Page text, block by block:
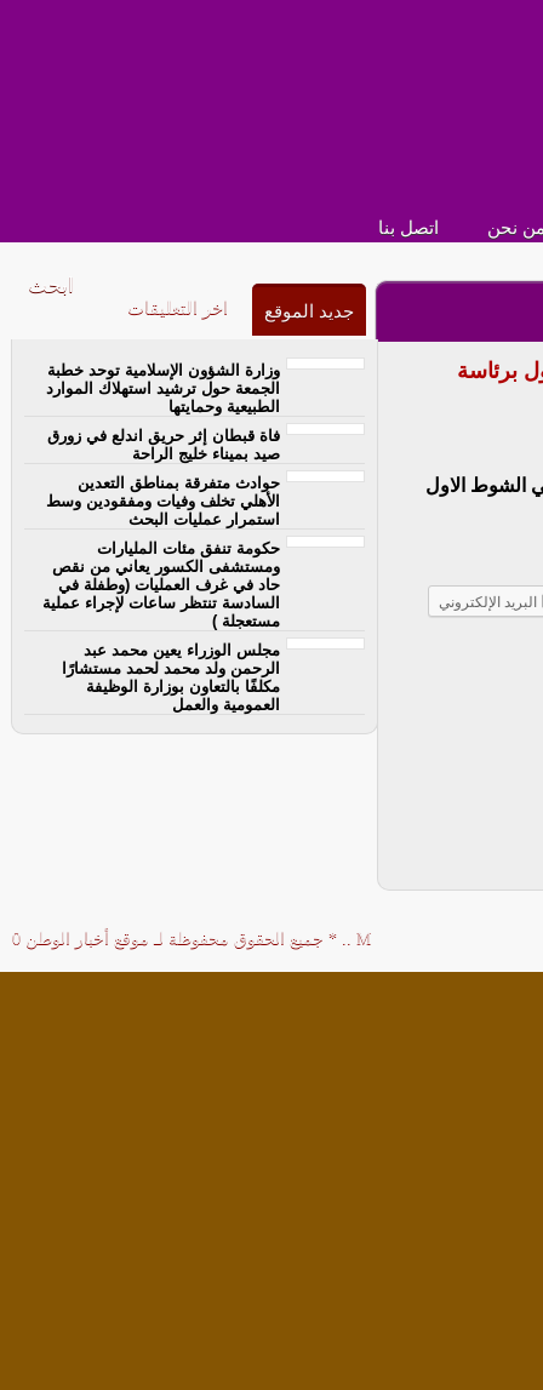
نحن اتصل بنا
برئاسة
الشوط الاول
البريد الإلكتروني
جديد الموقع اخر التعليقات
وزارة الشؤون الإسلامية توحد خطبة
الجمعة حول ترشيد استهلاك الموارد
الطبيعية وحمايتها
فاة قبطان إثر حريق اندلع في زورق
صيد بميناء خليج الراحة
حوادث متفرقة بمناطق التعدين
الأهلي تخلف وفيات ومفقودين وسط
استمرار عمليات البحث
حكومة تنفق مئات المليارات
ومستشفى الكسور يعاني من نقص
حاد في غرف العمليات (وطفلة في
السادسة تنتظر ساعات لإجراء عملية
مستعجلة )
مجلس الوزراء يعين محمد عبد
الرحمن ولد محمد لحمد مستشارًا
مكلفًا بالتعاون بوزارة الوظيفة
العمومية والعمل
M
* جميع الحقوق محفوظة لـ موقع أخبار الوطن 0